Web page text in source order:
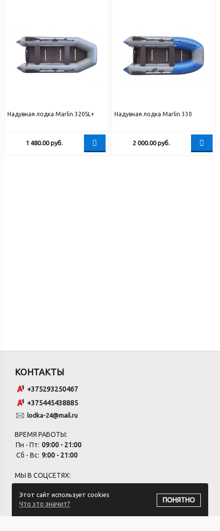
Надувная лодка Marlin 320SL+
1 480.00руб.
Надувная лодка Marlin 330
2 000.00руб.
Этот сайт использует cookies
Что это значит?
ПОНЯТНО
КОНТАКТЫ
+375293250467
+375445438885
lodka-24@mail.ru
ВРЕМЯ РАБОТЫ:
Пн - Пт: 09:00 - 21:00
Сб - Вс: 9:00 - 21:00
МЫ В СОЦСЕТЯХ: